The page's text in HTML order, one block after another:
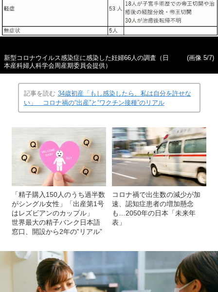
新型コロナウイルス感染症に感染した妊婦66人の調査（日
本産科婦人科学会周産期委員会提供）
(画像 5/7)
記事を読む 34歳初産「もし感染したら、私は自分を許せな
い」 コロナ禍の“出産”と“ワクチン接種”のリアル
「精子購入150人のうち過半数
がシングル女性」「出産第1号
はレズビアンのカップル」
世界最大の精子バンク日本語
窓口、開設から2年の‟リアル”
コロナ禍で出生数の減少が加
速、認知症患者の増加懸念
も…2050年の日本「未来年
表」